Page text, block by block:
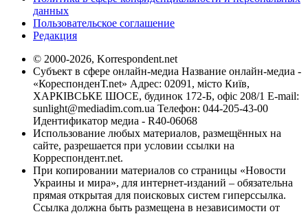
данных
Пользовательское соглашение
Редакция
© 2000-2026, Korrespondent.net
Субъект в сфере онлайн-медиа Название онлайн-медиа -
«КореспонденТ.net» Адрес: 02091, місто Київ,
ХАРКІВСЬКЕ ШОСЕ, будинок 172-Б, офіс 208/1 E-mail:
sunlight@mediadim.com.ua Телефон: 044-205-43-00
Идентификатор медиа - R40-06068
Использование любых материалов, размещённых на
сайте, разрешается при условии ссылки на
Корреспондент.net.
При копировании материалов со страницы «Новости
Украины и мира», для интернет-изданий – обязательна
прямая открытая для поисковых систем гиперссылка.
Ссылка должна быть размещена в независимости от